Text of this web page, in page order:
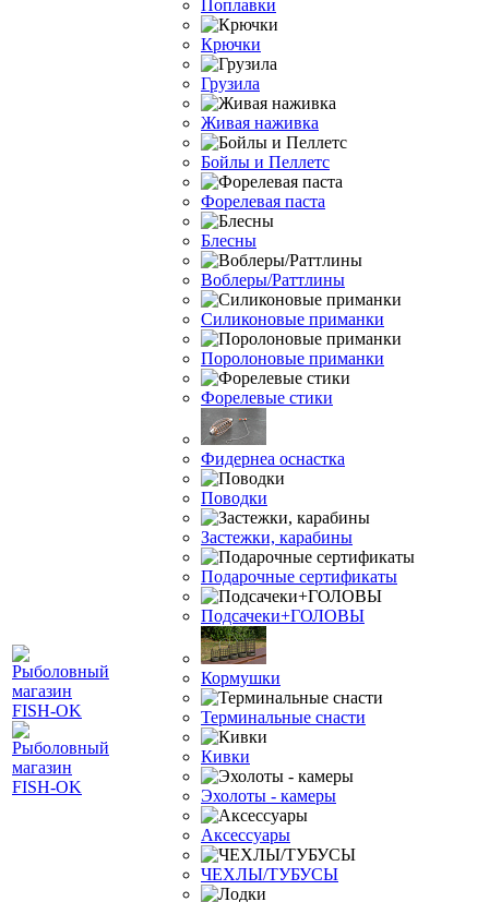
Поплавки
Крючки
Грузила
Живая наживка
Бойлы и Пеллетс
Форелевая паста
Блесны
Воблеры/Раттлины
Силиконовые приманки
Поролоновые приманки
Форелевые стики
Фидернеа оснастка
Поводки
Застежки, карабины
Подарочные сертификаты
Подсачеки+ГОЛОВЫ
Кормушки
Терминальные снасти
Кивки
Эхолоты - камеры
Аксессуары
ЧЕХЛЫ/ТУБУСЫ